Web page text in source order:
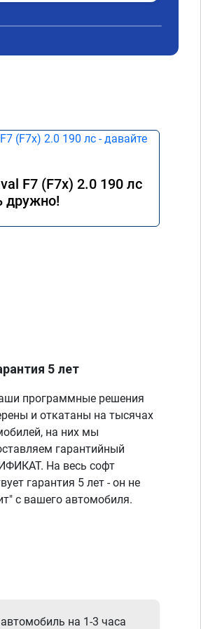
F7 (F7x) 2.0 190 лс
дружно!
5 лет
программные решения
и откатаны на тысячах
на них мы
гарантийный
На весь софт
гарантия 5 лет - он не
с вашего автомобиля.
на 1-3 часа